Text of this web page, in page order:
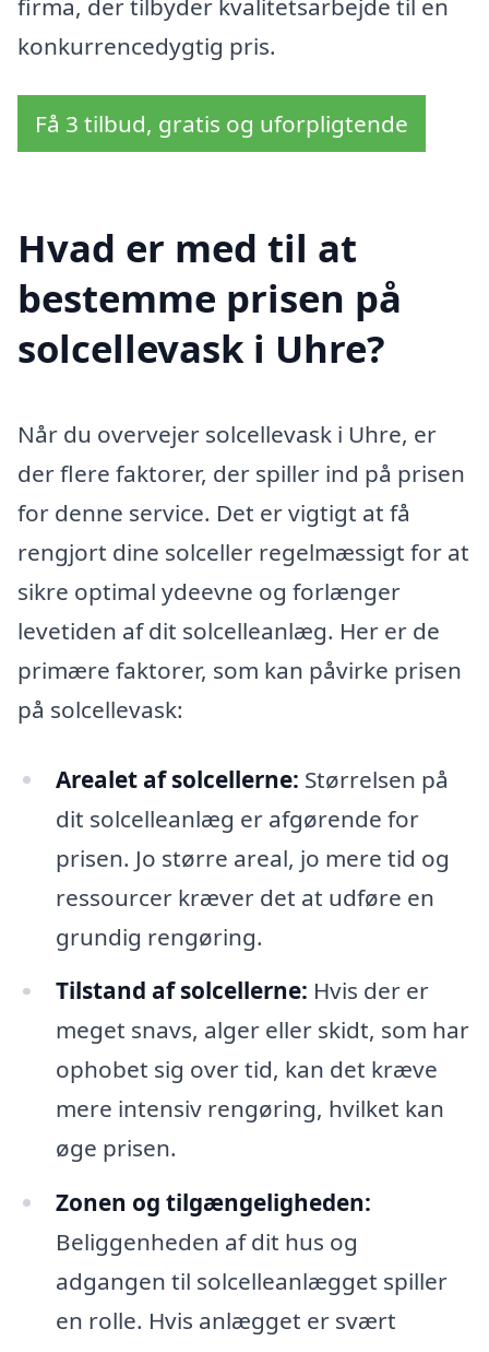
konkurrencedygtig pris.
Få 3 tilbud, gratis og uforpligtende
Hvad er med til at
bestemme prisen på
solcellevask i Uhre?
Når du overvejer solcellevask i Uhre, er
der flere faktorer, der spiller ind på prisen
for denne service. Det er vigtigt at få
rengjort dine solceller regelmæssigt for at
sikre optimal ydeevne og forlænger
levetiden af dit solcelleanlæg. Her er de
primære faktorer, som kan påvirke prisen
på solcellevask:
Arealet af solcellerne: Størrelsen på
dit solcelleanlæg er afgørende for
prisen. Jo større areal, jo mere tid og
ressourcer kræver det at udføre en
grundig rengøring.
Tilstand af solcellerne: Hvis der er
meget snavs, alger eller skidt, som har
ophobet sig over tid, kan det kræve
mere intensiv rengøring, hvilket kan
øge prisen.
Zonen og tilgængeligheden:
Beliggenheden af dit hus og
adgangen til solcelleanlægget spiller
en rolle. Hvis anlægget er svært